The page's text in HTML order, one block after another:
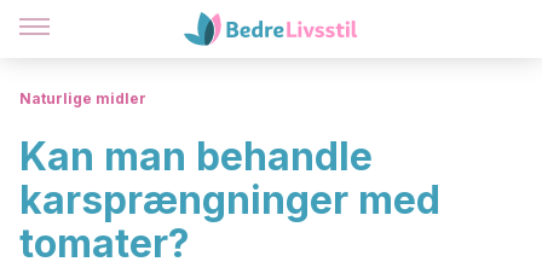
Naturlige midler
Kan man behandle
karsprængninger med
tomater?